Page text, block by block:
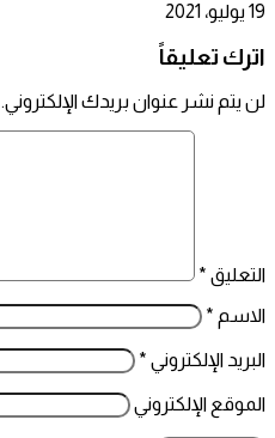
19 يوليو، 2021
اترك تعليقاً
لن يتم نشر عنوان بريدك الإلكتروني.
التعليق *
الاسم *
البريد الإلكتروني *
الموقع الإلكتروني